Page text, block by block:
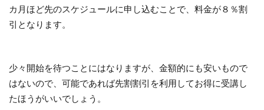
カ月ほど先のスケジュールに申し込むことで、料金が８％割
引となります。
少々開始を待つことにはなりますが、金額的にも安いもので
はないので、可能であれば先割割引を利用してお得に受講し
たほうがいいでしょう。